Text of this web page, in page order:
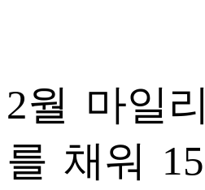
2월 마일
를 채워